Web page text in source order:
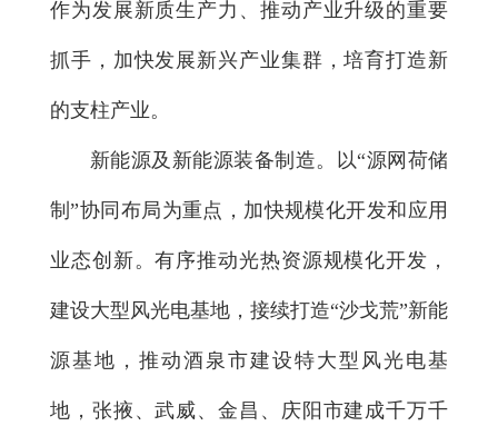
作为发展新质生产力、推动产业升级的重要
抓手，加快发展新兴产业集群，培育打造新
的支柱产业。
新能源及新能源装备制造。以“源网荷储
制”协同布局为重点，加快规模化开发和应用
业态创新。有序推动光热资源规模化开发，
建设大型风光电基地，接续打造“沙戈荒”新能
源基地，推动酒泉市建设特大型风光电基
地，张掖、武威、金昌、庆阳市建成千万千